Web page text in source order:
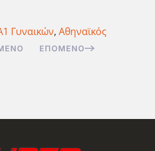
Γυναικών, Αθηναϊκός
ΕΠΌΜΕΝΟ